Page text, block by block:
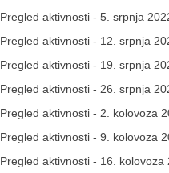
Pregled aktivnosti - 5. srpnja
Pregled aktivnosti - 12. srpnja
Pregled aktivnosti - 19. srpnja
Pregled aktivnosti - 26. srpnja
Pregled aktivnosti - 2. kolovoza
Pregled aktivnosti - 9. kolovoza
Pregled aktivnosti - 16. kolovoza